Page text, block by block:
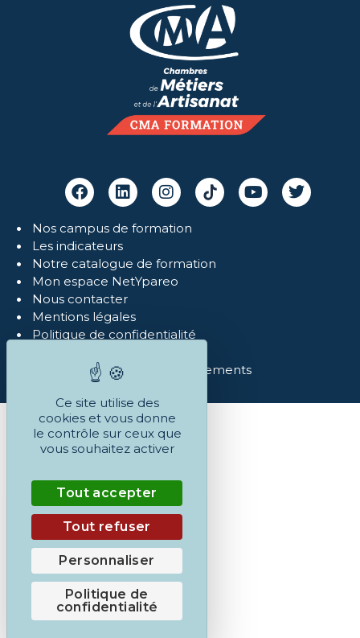
Nos campus de formation
Les indicateurs
Notre catalogue de formation
Mon espace NetYpareo
Nous contacter
Mentions légales
Politique de confidentialité
Conditions Générales et règlements
Ce site utilise des
cookies et vous donne
le contrôle sur ceux que
vous souhaitez activer
Tout accepter
Tout refuser
Personnaliser
Politique de
confidentialité